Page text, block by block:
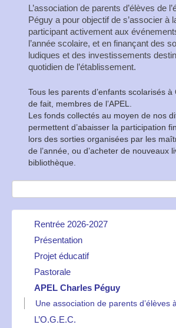
L’association de parents d’élèves de
Péguy a pour objectif de s’associer à
participant activement aux
l’année scolaire, et en finançant des
ludiques et des investissements
quotidien de l’établissement.
Tous les parents d’enfants scolarisés à
de fait, membres de l’APEL.
Les fonds collectés au moyen de nos
permettent d’abaisser la participation
lors des sorties organisées par les
de l’année, ou d’acheter de nouveaux
bibliothèque.
Rentrée 2026-2027
Activités Périscolaires 2026-2027-
Calendrier et tarifs des Mercredis
2027
Commande de tablier 2026-2027
Dates à retenir 2026-2027
Dates de Rentrée 2026-2027(et
sortie pour toute l’année scolaire
Formulaire PAI 2026-2027
Présentation
Une école à taille humaine
Organisation des cours
Projet éducatif
Notre projet éducatif...
Accompagner, former, préparer
Pastorale
La pastorale à Charles Péguy
APEL Charles Péguy
Une association de parents d’élèves
L’O.G.E.C.